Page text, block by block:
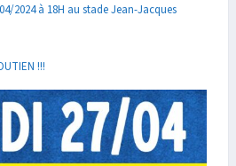
2024 à 18H au stade Jean-Jacques
!!!